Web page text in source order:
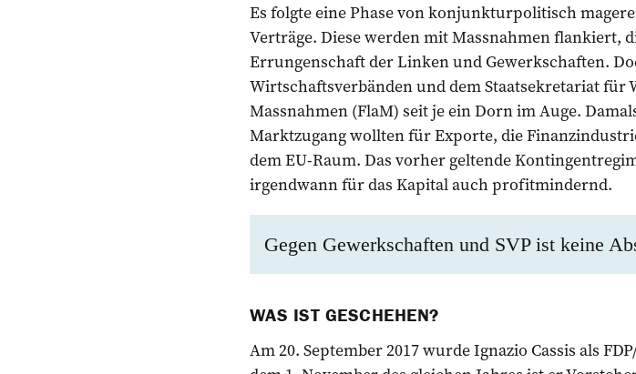
Es folgte eine Phase von konjunkturpolitisch
Verträge. Diese werden mit Massnahmen flankiert,
Errungenschaft der Linken und Gewerkschaften.
Wirtschaftsverbänden und dem Staatsekretariat für
Massnahmen (FlaM) seit je ein Dorn im Auge.
Marktzugang wollten für Exporte, die
dem EU-Raum. Das vorher geltende
irgendwann für das Kapital auch profitmindernd.
Gegen Gewerkschaften und SVP ist keine
WAS IST GESCHEHEN?
Am 20. September 2017 wurde ­Ignazio Cassis als